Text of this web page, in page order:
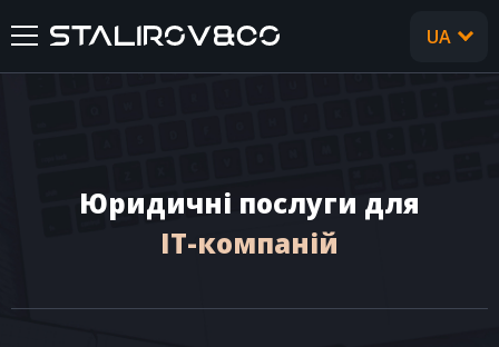
ПОСЛУГИ
UA
Юридичні послуги для
IT-компаній